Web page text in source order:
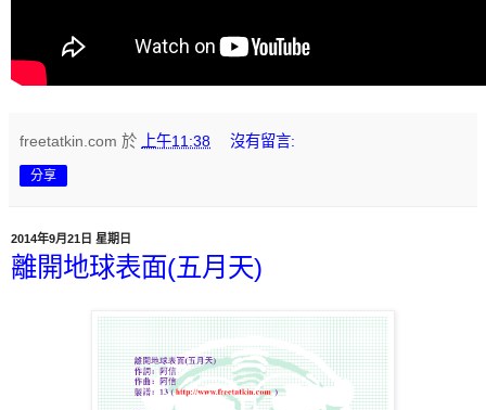
freetatkin.com 於 上午11:38 沒有留言:
分享
2014年9月21日 星期日
離開地球表面(五月天)